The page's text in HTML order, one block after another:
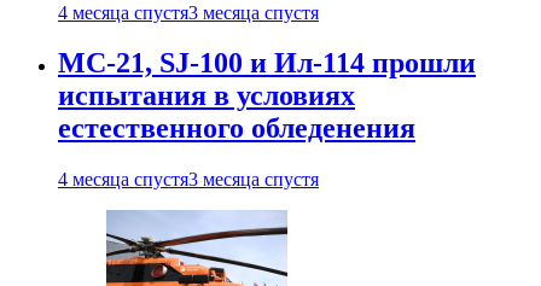
4 месяца спустя3 месяца спустя
МС-21, SJ-100 и Ил-114 прошли
испытания в условиях
естественного обледенения
4 месяца спустя3 месяца спустя